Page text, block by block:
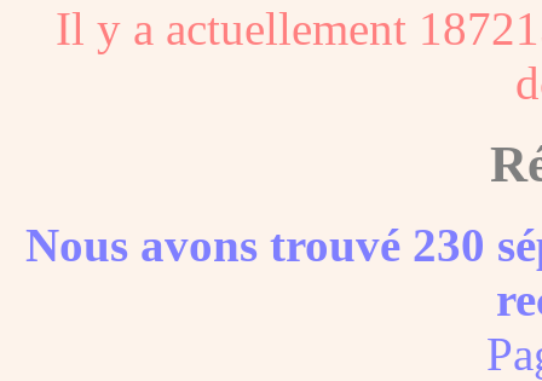
Il y a actuellement
Nous avons trouvé 230